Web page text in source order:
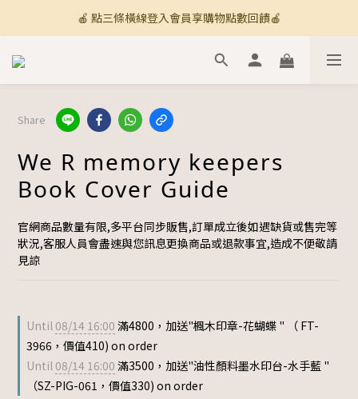
🚚 全館滿800免運 🚚
🍎 點三條橫線登入會員享購物點數回饋🍎
新加入會員💡獲得購物金100
Share
We R memory keepers
Book Cover Guide
官網商品數量有限,多平台同步販售,訂單成立後如遇缺貨或售完等
狀況,客服人員會盡速與您訊息更換商品或退款事宜,造成不便敬請
見諒
Until 08/14 16:00 滿4800，加送"楓木印章-花蝴蝶 " （ FT-
3966，價值410) on order
Until 08/14 16:00 滿3500，加送"油性顏料墨水印台-水手藍 "
（SZ-PIG-061，價值330) on order